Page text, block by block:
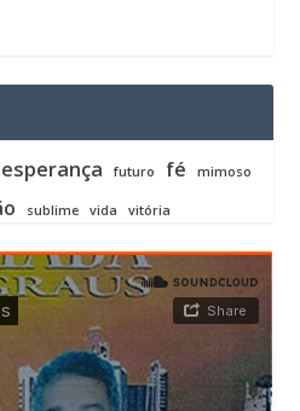
esperança futuro fé mimoso
sublime vida vitória